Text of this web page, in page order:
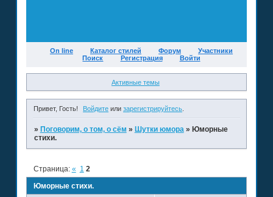
On line Каталог стилей Форум
Участники
Поиск
Регистрация Войти
Активные темы
Привет, Гость! Войдите илизарегистрируйтесь
» Поговорим, о том, о сём » Шутки юмора » Юморные
стихи.
Юморные стихи.
Страница: « 1 2